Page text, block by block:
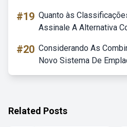
#19 Quanto às
Assinale A Alternativa
#20 Considerando As
Novo Sistema De
Related Posts